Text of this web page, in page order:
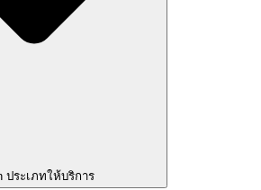
ประเภทให้บริการ